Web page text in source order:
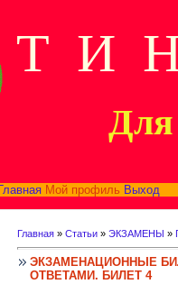
Т И
Для
Главная Мой профиль Выход
Главная » Статьи » ЭКЗАМЕНЫ »
ЭКЗАМЕНАЦИОННЫЕ
ОТВЕТАМИ. БИЛЕТ 4